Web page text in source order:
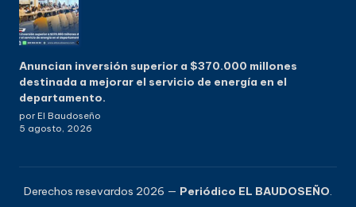
Anuncian inversión superior a $370.000 millones
destinada a mejorar el servicio de energía en el
departamento.
por El Baudoseño
5 agosto, 2026
Derechos resevardos 2026 — Periódico EL BAUDOSEÑO.